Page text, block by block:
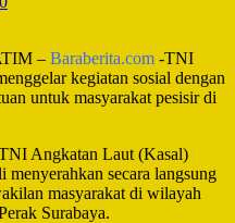
– Baraberita.com -TNI
kegiatan sosial dengan
untuk masyarakat pesisir di
Angkatan Laut (Kasal)
secara langsung
masyarakat di wilayah
Surabaya.